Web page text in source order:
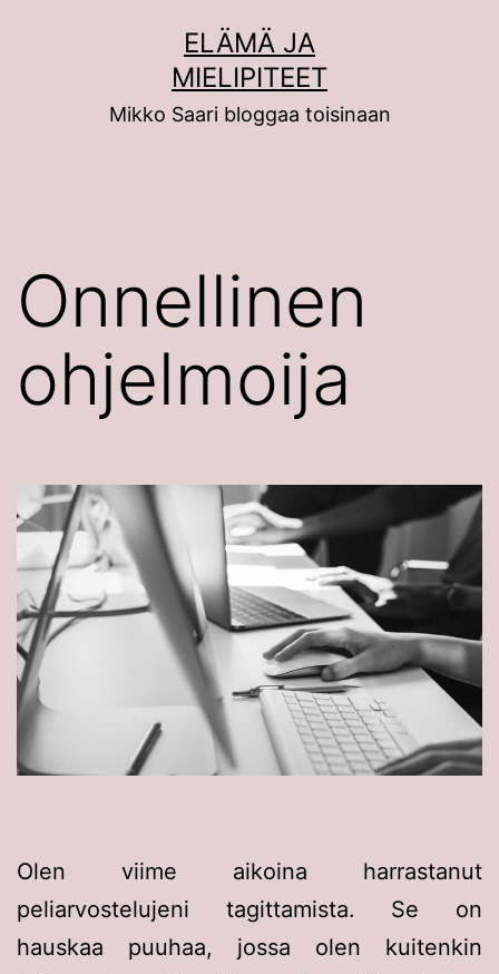
ELÄMÄ JA
MIELIPITEET
Mikko Saari bloggaa toisinaan
Onnellinen
ohjelmoija
Olen viime aikoina harrastanut
peliarvostelujeni tagittamista. Se on
hauskaa puuhaa, jossa olen kuitenkin